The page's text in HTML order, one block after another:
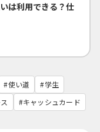
は利用できる？仕
使い道
学生
キャッシュカード